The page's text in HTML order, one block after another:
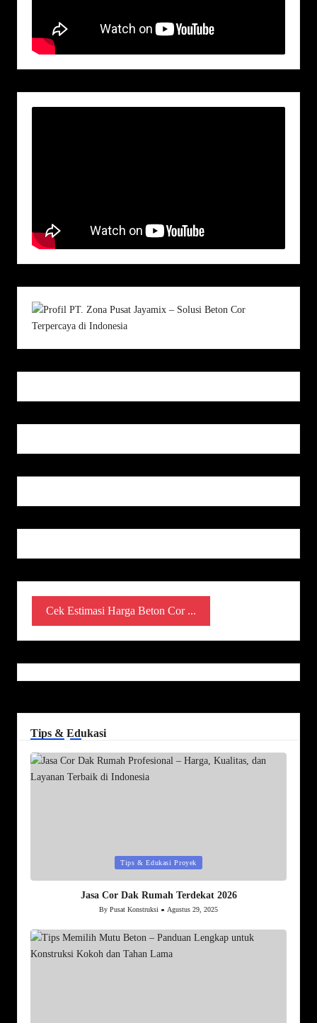
Cek Estimasi Harga Beton Cor ...
Tips & Edukasi
Tips & Edukasi Proyek
Jasa Cor Dak Rumah Terdekat 2026
Posted
By Pusat Konstruksi Agustus 29, 2025